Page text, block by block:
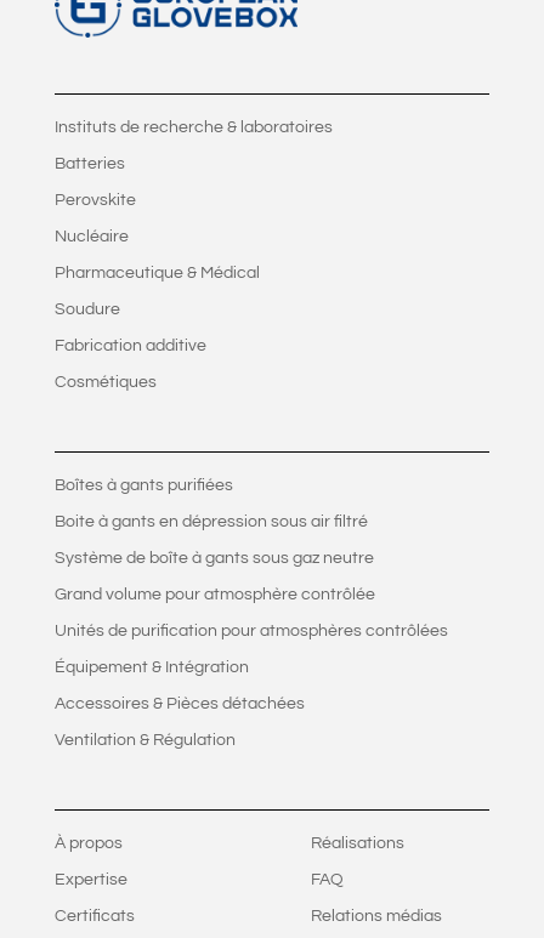
Instituts de recherche & laboratoires
Batteries
Perovskite
Nucléaire
Pharmaceutique & Médical
Soudure
Fabrication additive
Cosmétiques
Boîtes à gants purifiées
Boite à gants en dépression sous air filtré
Système de boîte à gants sous gaz neutre
Grand volume pour atmosphère contrôlée
Unités de purification pour atmosphères contrôlées
Équipement & Intégration
Accessoires & Pièces détachées
Ventilation & Régulation
À propos
Expertise
Certificats
Réalisations
FAQ
Relations médias